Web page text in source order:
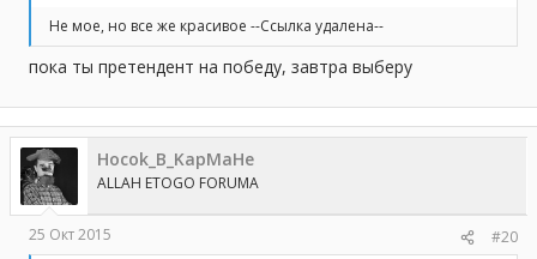
Не мое, но все же красивое --Ссылка удалена--
пока ты претендент на победу, завтра выберу
Hocok_B_KapMaHe
ALLAH ETOGO FORUMA
25 Окт 2015
#20